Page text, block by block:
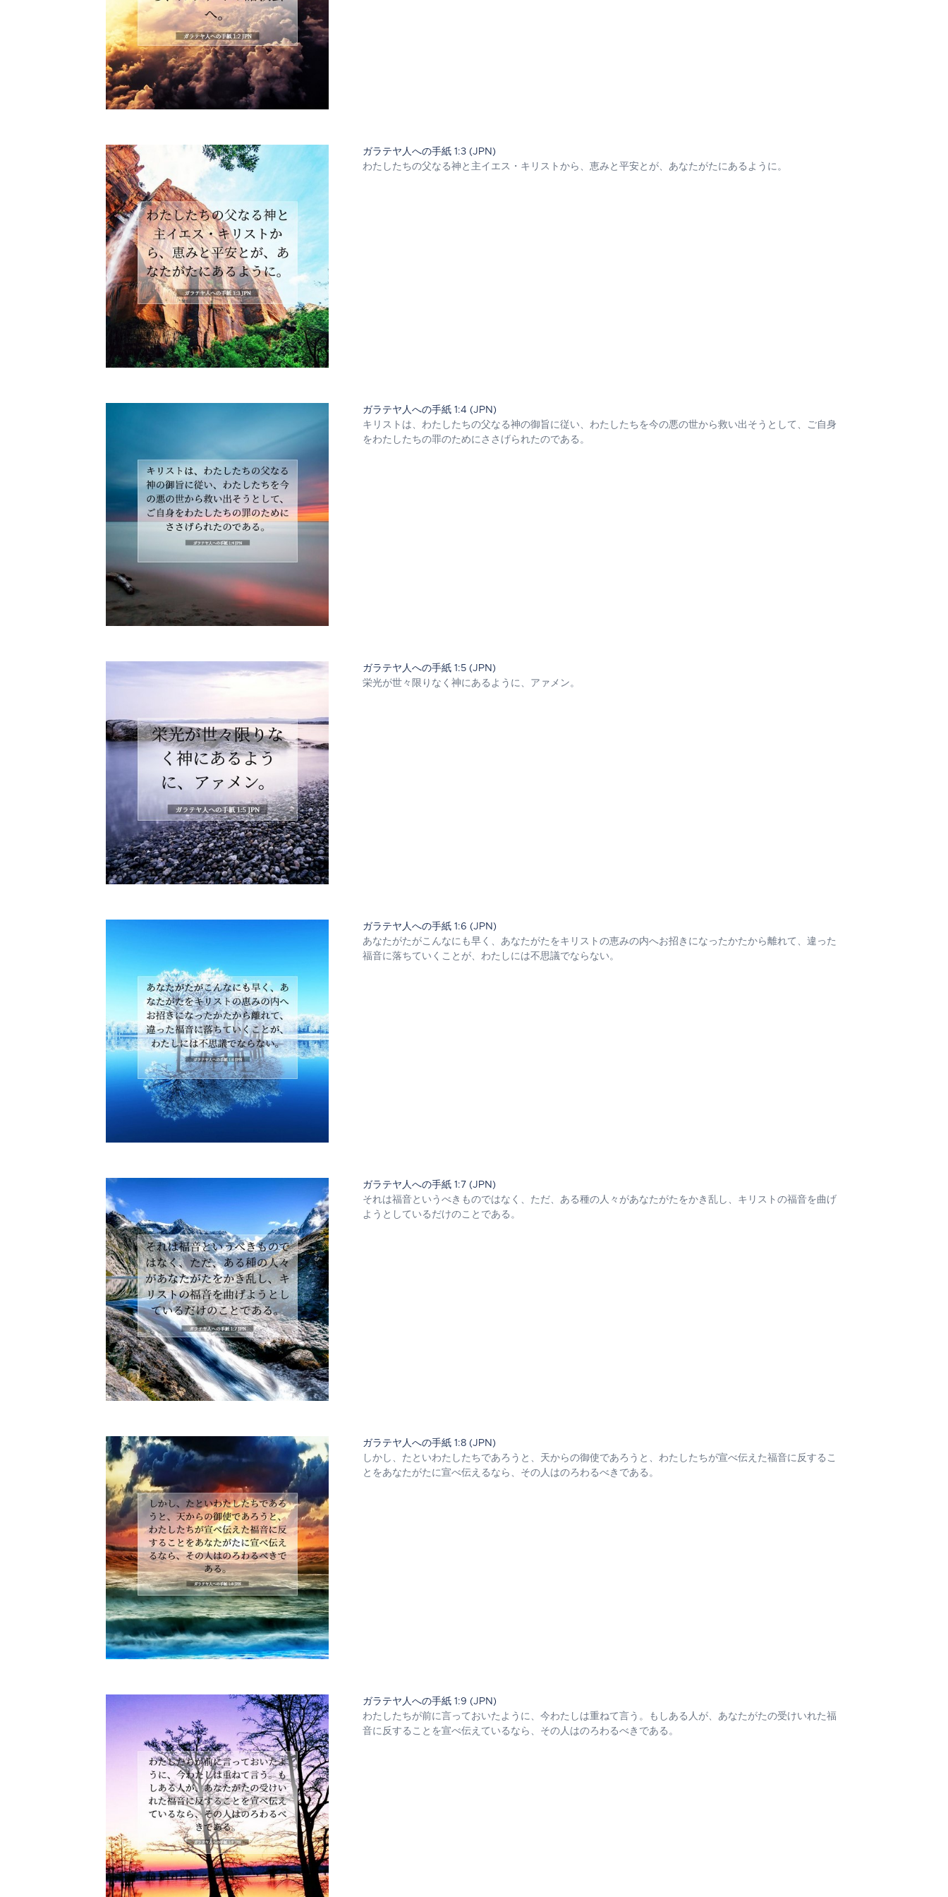
ガラテヤ人への手紙 1:3 (JPN)
わたしたちの父なる神と主イエス・キリストから、恵みと平安とが、あなたがたにあるように。
ガラテヤ人への手紙 1:4 (JPN)
キリストは、わたしたちの父なる神の御旨に従い、わたしたちを今の悪の世から救い出そうとして、ご自身
をわたしたちの罪のためにささげられたのである。
ガラテヤ人への手紙 1:5 (JPN)
栄光が世々限りなく神にあるように、アァメン。
ガラテヤ人への手紙 1:6 (JPN)
あなたがたがこんなにも早く、あなたがたをキリストの恵みの内へお招きになったかたから離れて、違った
福音に落ちていくことが、わたしには不思議でならない。
ガラテヤ人への手紙 1:7 (JPN)
それは福音というべきものではなく、ただ、ある種の人々があなたがたをかき乱し、キリストの福音を曲げ
ようとしているだけのことである。
ガラテヤ人への手紙 1:8 (JPN)
しかし、たといわたしたちであろうと、天からの御使であろうと、わたしたちが宣べ伝えた福音に反するこ
とをあなたがたに宣べ伝えるなら、その人はのろわるべきである。
ガラテヤ人への手紙 1:9 (JPN)
わたしたちが前に言っておいたように、今わたしは重ねて言う。もしある人が、あなたがたの受けいれた福
音に反することを宣べ伝えているなら、その人はのろわるべきである。